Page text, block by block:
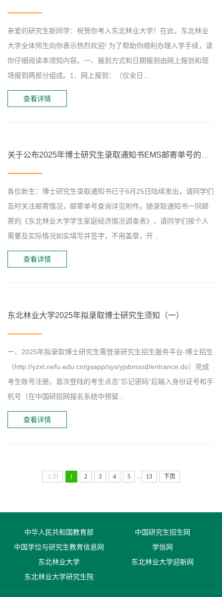
​亲爱的研究生新同学：祝贺你考入东北林业大学！在此，东北林业
大学全体师生向你表示热烈欢迎! 为了帮助你顺利办理入学手续，请
你仔细阅读本须知内容。一、报到方式和日期报到由网上报到和现
场报到两部分组成。1．网上报到：（仅全日...
查看详情
各位新生：博士研究生录取通知书已于6月25日陆续发出，请同学们
及时关注邮寄情况，邮寄单号查询详见附件。随录取通知书一同邮
寄的《东北林业大学学生家庭经济情况调查表》，请同学们按个人
需要及实际情况如实填写并签字，不用盖章，开...
查看详情
东北林业大学2025年拟录取博士研究生须知（一）
一、2025年拟录取博士研究生需登录研究生招生服务平台-博士招生
（http://yzxt.nefu.edu.cn/gsapp/sys/yjsbmxsd/entrance.do）​完成
考生账号注册。首次登陆的考生点击“忘记密码”后输入身份证号和手
机号（在中国研招网报名系统中预留...
查看详情
上页 1 2 3 4 5 ... 13 下页
中华人民共和国教育部
中国研究生招生网
中国学位与研究生教育信息网
学信网
东北林业大学
东北林业大学迎新网
东北林业大学研究生院